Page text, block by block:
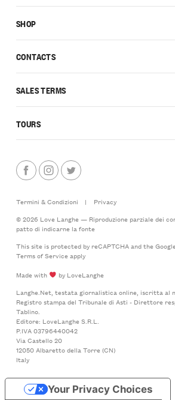
CONTACTS
SALES TERMS
TOURS
SHOP
Termini & Condizioni |
Privacy
© 2026 Love Langhe — Riproduzione parziale dei
patto di indicarne la fonte
This site is protected by reCAPTCHA and the
Terms of Serviceapply
Made with
by LoveLanghe
Langhe.Net, testata giornalistica online, iscritta al
Registro stampa del Tribunale di Asti - Direttore
Tablino.
Editore: LoveLanghe S.R.L.
P.IVA 03796440042
Via Castello 20
12050 Albaretto della Torre (CN)
Italy
Your Privacy Choices